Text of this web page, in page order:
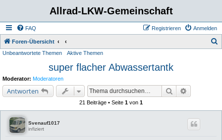
Allrad-LKW-Gemeinschaft
FAQ Anmelden
Registrieren
Foren-Übersicht
Unbeantwortete Themen Aktive Themen
super flacher Abwassertantk
Moderator: Moderatoren
Antworten Suche
21 Beiträge • Seite 1 von 1
Svenauf1017
infiziert